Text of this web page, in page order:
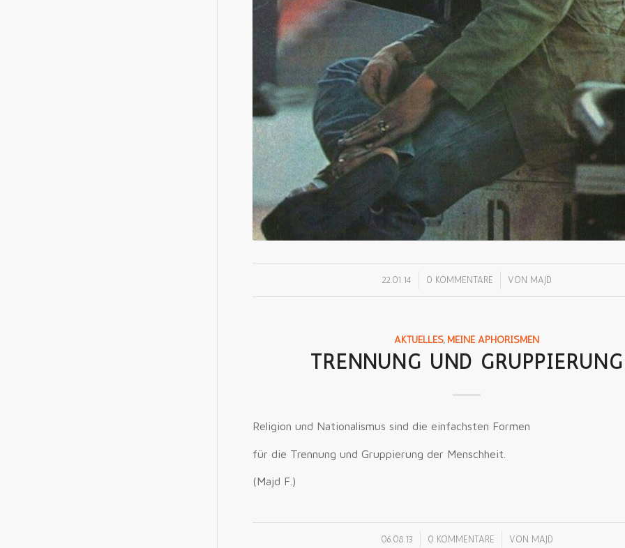
22.01.14 0 KOMMENTARE
/ VON MAJD
AKTUELLES, MEINE APHORISMEN
TRENNUNG UND GRUPPIERUNG
Religion und Nationalismus sind die einfachsten Formen
für die Trennung und Gruppierung der Menschheit.
(Majd F.)
06.08.13 0 KOMMENTARE
/ VON MAJD